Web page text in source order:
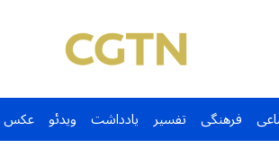
فرهنگی تفسیر یادداشت ویدئو عکس